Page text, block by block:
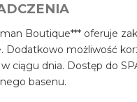
Boutique*** oferuje
Dodatkowo możliwość
w ciągu dnia. Dostęp do
basenu.